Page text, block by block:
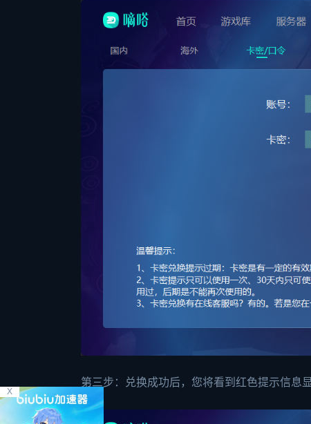
X
第三步：兑换成功后，您将看到红色提示信息